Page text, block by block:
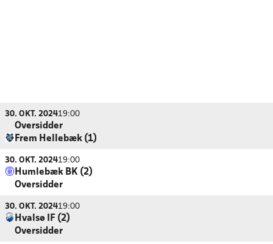
30. OKT. 202419:00
Oversidder
Frem Hellebæk (1)
30. OKT. 202419:00
Humlebæk BK (2)
Oversidder
30. OKT. 202419:00
Hvalsø IF (2)
Oversidder